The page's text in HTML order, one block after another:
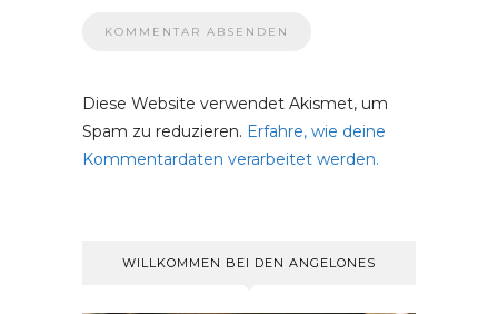
Diese Website verwendet Akismet, um
Spam zu reduzieren. Erfahre, wie deine
Kommentardaten verarbeitet werden.
WILLKOMMEN BEI DEN ANGELONES